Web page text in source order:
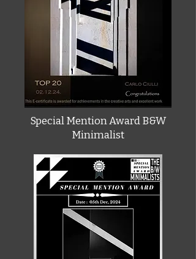
Special Mention Award B&W
Minimalist